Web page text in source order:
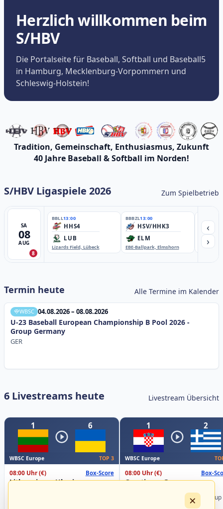
Herzlich willkommen beim
S/HBV
Die Portalseite für Baseball, Softball und Baseball5
in Hamburg, Mecklenburg-Vorpommern und
Schleswig-Holstein!
Tradition, Gemeinschaft, Enthusiasmus, Zukunft
40 Jahre Baseball & Softball im Norden!
S/HBV Ligaspiele 2026 Zum Spielbetrieb
SA
08
AUG
8
BBLL13:00
HHS4
LUB
Lizards Field, Lübeck
BBBZL13:00
HSV/HHK3
ELM
EBE-Ballpark, Elmshorn
‹
›
Termin heute Alle Termine im Kalender
WBSC 04.08.2026 – 08.08.2026
U-23 Baseball European Championship B Pool 2026 -
Group Germany
GER
6 Livestreams heute Livestream Übersicht
1 6
WBSC Europe TOP 3
08:00 Uhr(€) Box-Score
Lithuania vs. Ukraine
1 2
WBSC Europe
08:00 Uhr(€) Box-
Croatia vs. Greece
Championship B Pool 2026 - Group
×